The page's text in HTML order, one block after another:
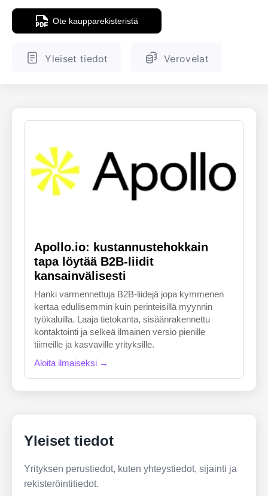
Pakotehaku
Ote kaupparekisteristä
Yleiset tiedot Verovelat
Apollo.io: kustannustehokkain
tapa löytää B2B-liidit
kansainvälisesti
Hanki varmennettuja B2B-liidejä jopa kymmenen
kertaa edullisemmin kuin perinteisillä myynnin
työkaluilla. Laaja tietokanta, sisäänrakennettu
kontaktointi ja selkeä ilmainen versio pienille
tiimeille ja kasvaville yrityksille.
Aloita ilmaiseksi →
Yleiset tiedot
Yrityksen perustiedot, kuten yhteystiedot, sijainti ja
rekisteröintitiedot.